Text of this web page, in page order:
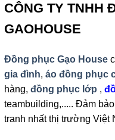
CÔNG TY TNHH
GAOHOUSE
Đồng phục Gạo House
gia đình, áo đồng phục
hàng, đồng phục lớp ,
teambuilding,..... Đảm
tranh nhất thị trường Việt